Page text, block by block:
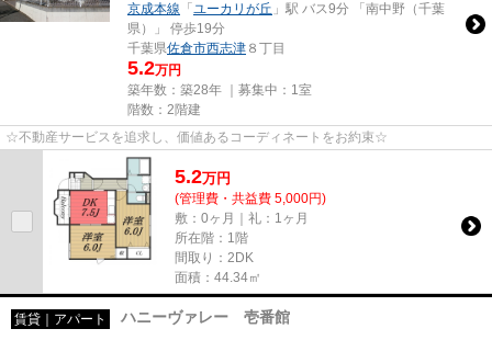
京成本線 「 ユーカリが丘 」駅 バス9分 「南中野（千葉
県）」 停歩19分
千葉県佐倉市西志津 ８丁目
5.2万円
築年数：築28年 ｜募集中： 1室
階数：2階建
☆不動産サービスを追求し、価値あるコーディネートをお約束☆
5.2万円
(管理費・共益費 5,000円)
敷：0ヶ月｜礼：1ヶ月
所在階：1階
間取り：2DK
面積：44.34㎡
賃貸｜アパート ハニーヴァレー 壱番館